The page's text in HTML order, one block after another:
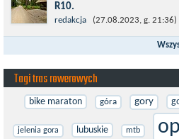
R10.
Międzynarodowy Szlak
EuroVelo. Prowadzi wzdłuż
Trasa liczy w sumie ponad
redakcja (27.08.2023, g. 21:36)
Tagi tras rowerowych
bike maraton góra gory
jelenia gora lubuskie mtb